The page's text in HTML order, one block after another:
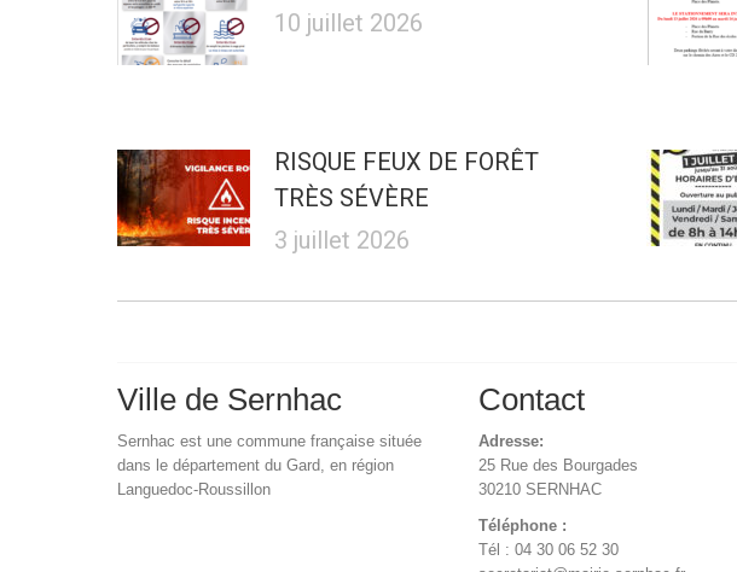
10 juillet 2026
RISQUE FEUX DE FORÊT
TRÈS SÉVÈRE
3 juillet 2026
Ville de Sernhac
Sernhac est une commune française située
dans le département du Gard, en région
Languedoc-Roussillon
Contact
Adresse:
25 Rue des Bourgades
30210 SERNHAC
Téléphone :
Tél : 04 30 06 52 30